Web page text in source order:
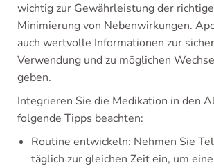
wichtig zur Gewährleistung der
Minimierung von Nebenwirkungen.
auch wertvolle Informationen zur
Verwendung und zu möglichen
geben.
Integrieren Sie die Medikation in den
folgende Tipps beachten:
Routine entwickeln: Nehmen Sie
täglich zur gleichen Zeit ein, um